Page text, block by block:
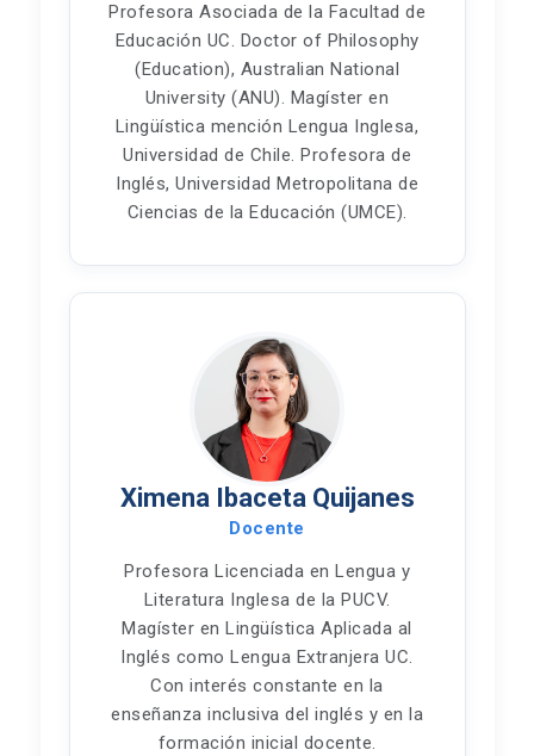
Profesora Asociada de la Facultad de
Educación UC. Doctor of Philosophy
(Education), Australian National
University (ANU). Magíster en
Lingüística mención Lengua Inglesa,
Universidad de Chile. Profesora de
Inglés, Universidad Metropolitana de
Ciencias de la Educación (UMCE).
Ximena Ibaceta Quijanes
Docente
Profesora Licenciada en Lengua y
Literatura Inglesa de la PUCV.
Magíster en Lingüística Aplicada al
Inglés como Lengua Extranjera UC.
Con interés constante en la
enseñanza inclusiva del inglés y en la
formación inicial docente.